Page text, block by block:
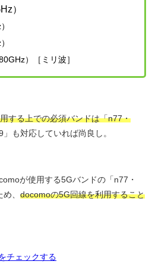
）
）［ミリ波］
する上での必須バンドは「n77・
」も対応していれば尚良し。
が使用する5Gバンドの「n77・
、 docomoの5G回線を利用すること
チェックする